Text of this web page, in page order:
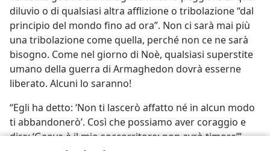
diluvio o di qualsiasi altra afflizione o tribolazione “dal
principio del mondo fino ad ora”. Non ci sarà mai più
una tribolazione come quella, perché non ce ne sarà
bisogno. Come nel giorno di Noè, qualsiasi superstite
umano della guerra di Armaghedon dovrà esserne
liberato. Alcuni lo saranno!
“Egli ha detto: ‘Non ti lascerò affatto né in alcun modo
ti abbandonerò’. Così che possiamo aver coraggio e
dire: ‘Geova è il mio soccorritore; non avrò timore’”.